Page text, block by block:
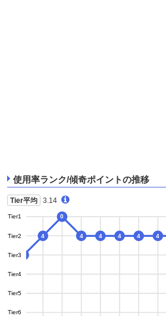
使用率ランク/傾奇ポイントの推移
Tier平均 3.14
Tier1
Tier2
Tier3
Tier4
Tier5
Tier6
4
0
4 4 4 4 4